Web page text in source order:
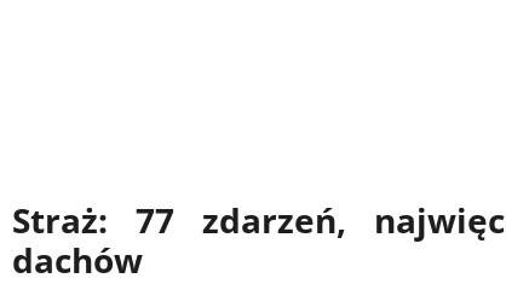
Straż: 77 zdarzeń,
dachów